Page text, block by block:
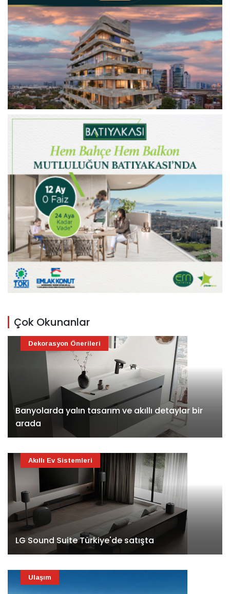
Çok Okunanlar
Banyolarda yalın tasarım ve akıllı detaylar bir
arada
Dekorasyon Önerileri
LG Sound Suite Türkiye'de satışta
Akıllı Ev Sistemleri
Ulaşım